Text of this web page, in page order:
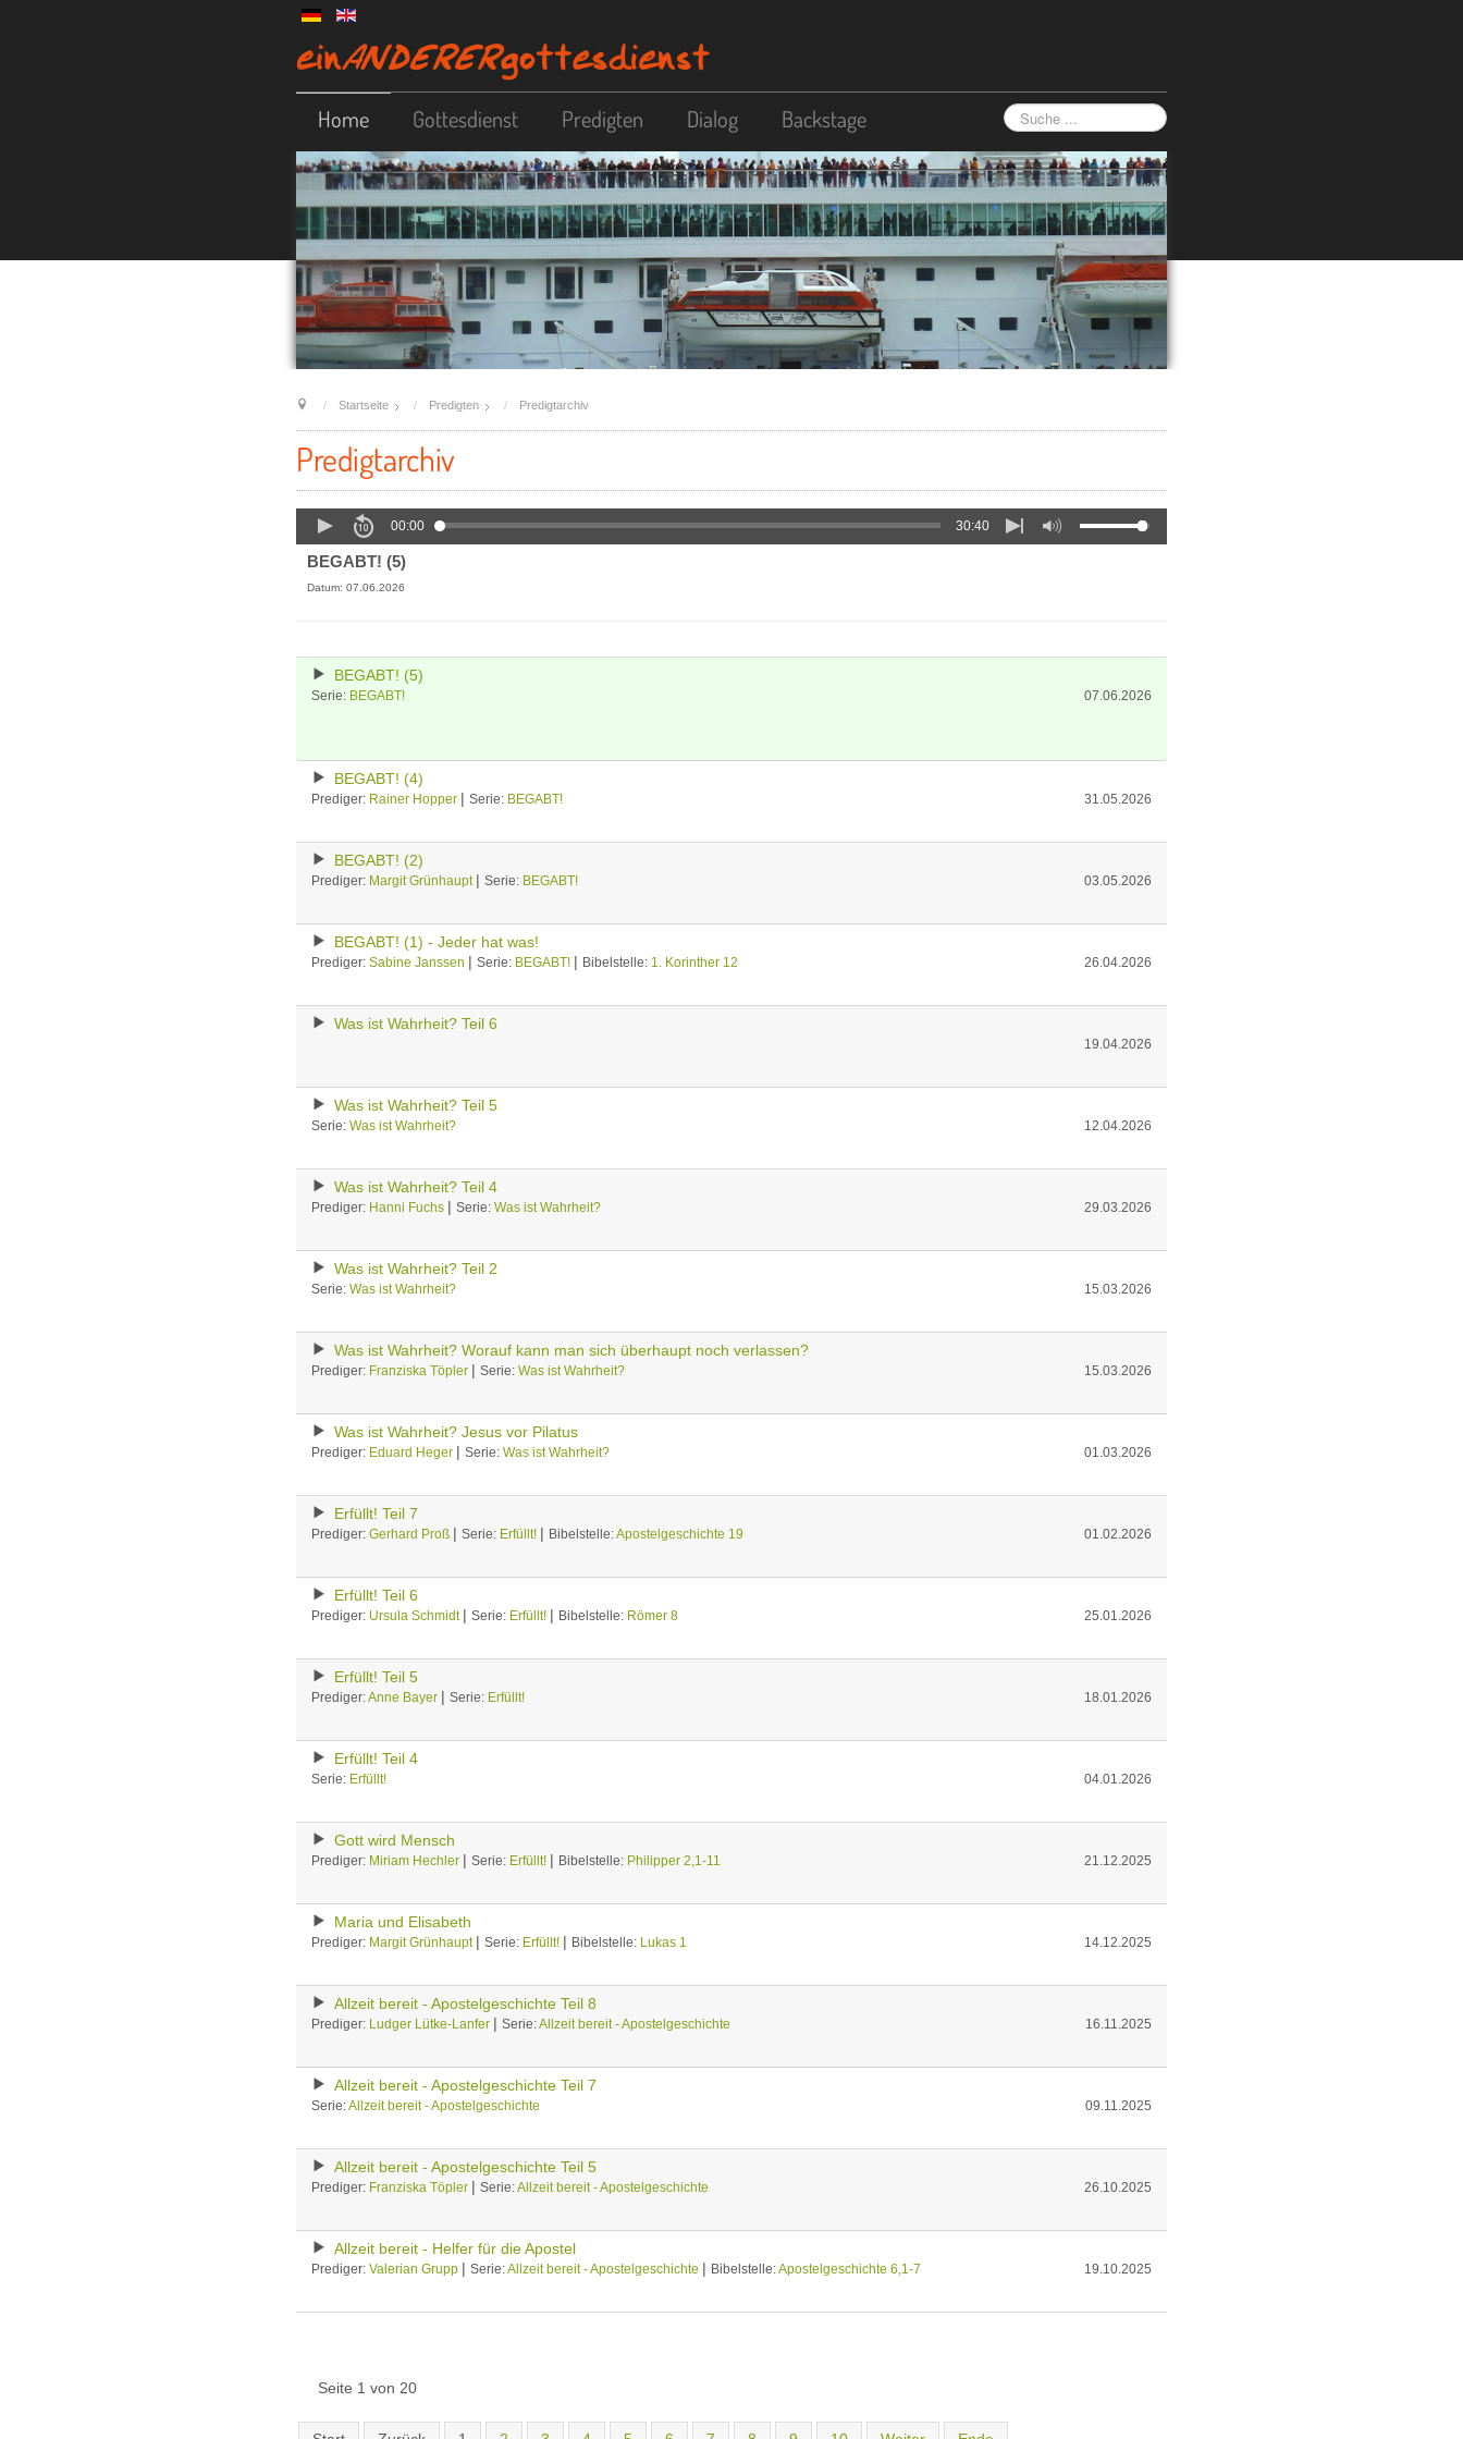
Home Gottesdienst Predigten Dialog Backstage
Startseite Predigten Predigtarchiv
Predigtarchiv
00:00 30:40
BEGABT! (5)
Datum: 07.06.2026
BEGABT! (5)
Serie: BEGABT! 07.06.2026
BEGABT! (4)
Prediger: Rainer Hopper Serie: BEGABT! 31.05.2026
BEGABT! (2)
Prediger: Margit Grünhaupt Serie: BEGABT! 03.05.2026
BEGABT! (1) - Jeder hat was!
Prediger: Sabine Janssen Serie: BEGABT! Bibelstelle: 1. Korinther 12 26.04.2026
Was ist Wahrheit? Teil 6
19.04.2026
Was ist Wahrheit? Teil 5
Serie: Was ist Wahrheit? 12.04.2026
Was ist Wahrheit? Teil 4
Prediger: Hanni Fuchs Serie: Was ist Wahrheit? 29.03.2026
Was ist Wahrheit? Teil 2
Serie: Was ist Wahrheit? 15.03.2026
Was ist Wahrheit? Worauf kann man sich überhaupt noch verlassen?
Prediger: Franziska Töpler Serie: Was ist Wahrheit? 15.03.2026
Was ist Wahrheit? Jesus vor Pilatus
Prediger: Eduard Heger Serie: Was ist Wahrheit? 01.03.2026
Erfüllt! Teil 7
Prediger: Gerhard Proß Serie: Erfüllt! Bibelstelle:Apostelgeschichte 19 01.02.2026
Erfüllt! Teil 6
Prediger: Ursula Schmidt Serie: Erfüllt! Bibelstelle: Römer 8 25.01.2026
Erfüllt! Teil 5
Prediger:Anne Bayer Serie: Erfüllt! 18.01.2026
Erfüllt! Teil 4
Serie: Erfüllt! 04.01.2026
Gott wird Mensch
Prediger: Miriam Hechler Serie: Erfüllt! Bibelstelle: Philipper 2,1-11 21.12.2025
Maria und Elisabeth
Prediger: Margit Grünhaupt Serie: Erfüllt! Bibelstelle: Lukas 1 14.12.2025
Allzeit bereit - Apostelgeschichte Teil 8
Prediger: Ludger Lütke-Lanfer Serie:Allzeit bereit - Apostelgeschichte 16.11.2025
Allzeit bereit - Apostelgeschichte Teil 7
Serie:Allzeit bereit - Apostelgeschichte 09.11.2025
Allzeit bereit - Apostelgeschichte Teil 5
Prediger: Franziska Töpler Serie:Allzeit bereit - Apostelgeschichte 26.10.2025
Allzeit bereit - Helfer für die Apostel
Prediger: Valerian Grupp Serie:Allzeit bereit - Apostelgeschichte Bibelstelle:Apostelgeschichte 6,1-7 19.10.2025
Seite 1 von 20